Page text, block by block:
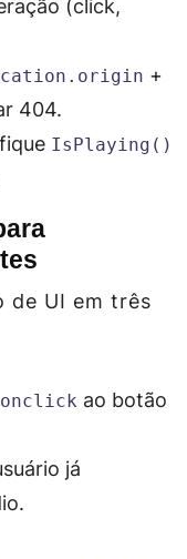
(click,
+
404.
IsPlaying()
de UI em três
onclick ao botão
já